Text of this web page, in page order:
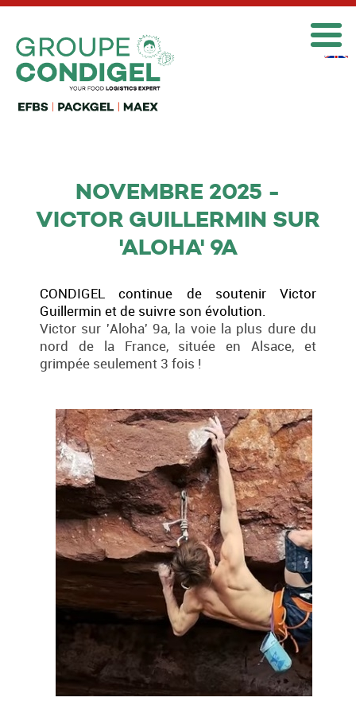

NOVEMBRE 2025 -
VICTOR GUILLERMIN SUR
'ALOHA' 9A
CONDIGEL continue de soutenir Victor
Guillermin et de suivre son évolution.
Victor sur 'Aloha' 9a, la voie la plus dure du
nord de la France, située en Alsace, et
grimpée seulement 3 fois !